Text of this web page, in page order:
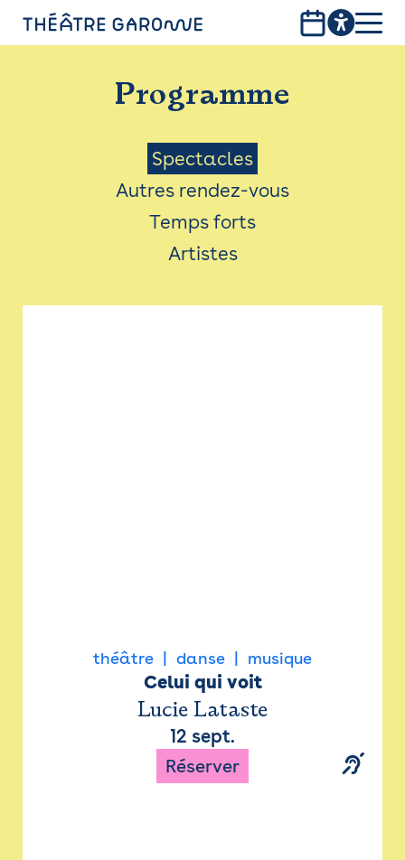
PROGRAMME
INFOS PRATIQUES
AVEC LES PUBLICS
ACCESSIBILITÉ
LES PRODUCTIONS
Programme
Menu
Saison
Spectacles
Autres rendez-vous
Temps forts
Artistes
théâtre danse musique
Celui qui voit
Lucie Lataste
12 sept.
Réserver